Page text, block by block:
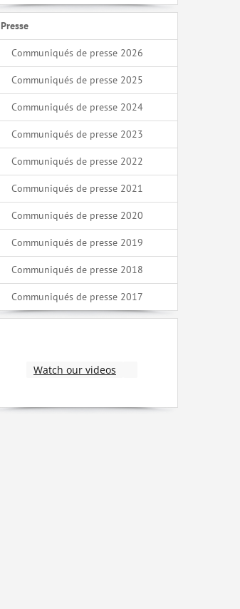
Presse
Communiqués de presse 2026
Communiqués de presse 2025
Communiqués de presse 2024
Communiqués de presse 2023
Communiqués de presse 2022
Communiqués de presse 2021
Communiqués de presse 2020
Communiqués de presse 2019
Communiqués de presse 2018
Communiqués de presse 2017
Watch our videos